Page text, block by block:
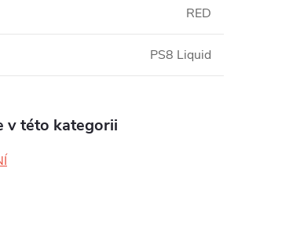
RED
PS8 Liquid
v této kategorii